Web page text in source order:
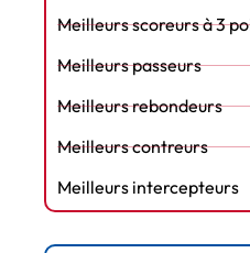
Meilleurs scoreurs à 3
Meilleurs passeurs
Meilleurs rebondeurs
Meilleurs contreurs
Meilleurs intercepteurs